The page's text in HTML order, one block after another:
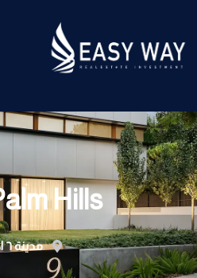
المحتوى
Hills
مدينة ٦ اكتوبر